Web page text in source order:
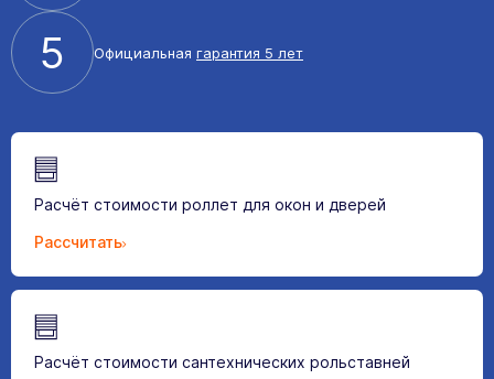
5 Официальная гарантия 5 лет
Расчёт стоимости роллет для окон и дверей
Рассчитать
Расчёт стоимости сантехнических рольставней